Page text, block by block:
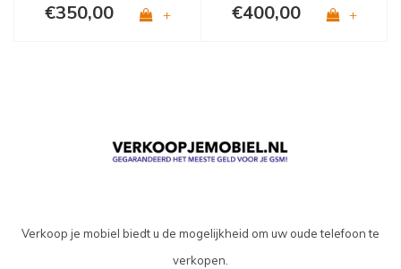
€350,00 + €400,00 +
Verkoop je mobiel biedt u de mogelijkheid om uw oude telefoon te
verkopen.